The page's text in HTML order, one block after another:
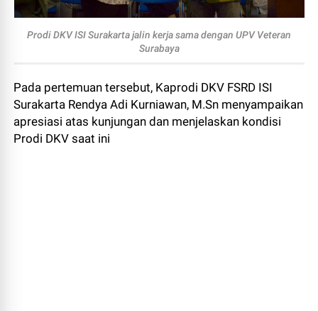
Prodi DKV ISI Surakarta jalin kerja sama dengan UPV Veteran
Surabaya
Pada pertemuan tersebut, Kaprodi DKV FSRD ISI
Surakarta Rendya Adi Kurniawan, M.Sn menyampaikan
apresiasi atas kunjungan dan menjelaskan kondisi
Prodi DKV saat ini